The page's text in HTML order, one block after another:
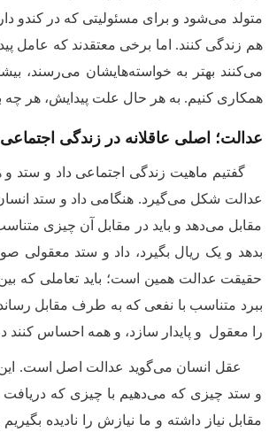
متولد می‌شود و برای مسئولیتی که در کندو
هم زندگی کنند. اما برخی معتقدند که عامل
می‌کنند بهتر به خواسته‌هایشان می‌رسند،
همکاری کنیم. به هر حال علت پیدایش، هر چه
عدالت؛ اصلی عاقلانه در زندگی اجتماعی
گفتیم ماهیت زندگی اجتماعی داد و ستد
عدالت شکل می‌گیرد. هنگامی داد و ستد
مقابل می‌دهد و باید در مقابل آن چیزی
بدهد و یک ریال بگیرد، داد و ستد معقولی
حقیقت عدالت همین است؛ باید تعاملی که
ببرد متناسب با نفعی که به طرف مقابل
را معقول و پایدار سازد، و همه احساس
عقل انسان می‌گوید عدالت اصل است.
و ستد چیزی که می‌دهیم با چیزی که
مقابل نیاز داشته و ما نیازش را نادیده